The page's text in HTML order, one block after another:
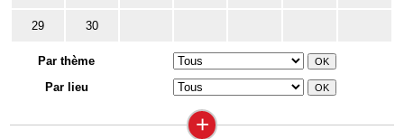
29 30
Par thème
Par lieu
+